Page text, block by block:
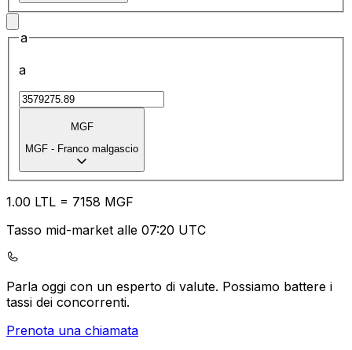
a
a
MGF
MGF - Franco malgascio
1.00 LTL = 7158 MGF
Tasso mid-market alle 07:20 UTC
Parla oggi con un esperto di valute. Possiamo battere i
tassi dei concorrenti.
Prenota una chiamata